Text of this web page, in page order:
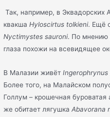
Так, например, в Эквадорских
квакшаHyloscirtus tolkieni. Ещё
Nyctimystes sauroni. По мнению
глаза похожи на всевидящее
В Малазии живётIngerophrynus
Более того, на Малайском
Голлум – крошечная
же обитает лягушкаAbavorana